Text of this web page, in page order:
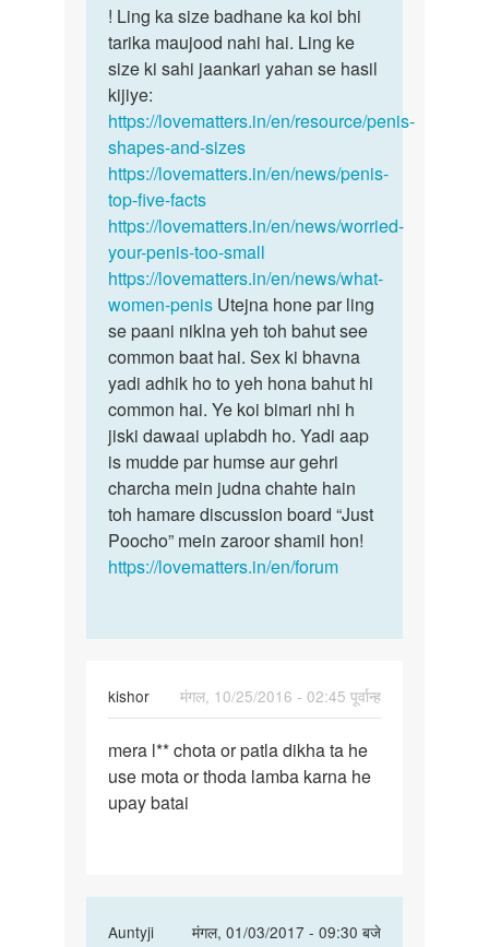
to
Mera
land
ka
h
me
is
he
by
gaurav
rawat
!
Ling
ka
size
badhane
ka
koi
! Ling ka size badhane ka koi bhi
tarika maujood nahi hai. Ling ke
size ki sahi jaankari yahan se hasil
kijiye:
https://lovematters.in/en/resource/penis-
shapes-and-sizes
https://lovematters.in/en/news/penis-
top-five-facts
https://lovematters.in/en/news/worried-
your-penis-too-small
https://lovematters.in/en/news/what-
women-penis Utejna hone par ling
se paani niklna yeh toh bahut see
common baat hai. Sex ki bhavna
yadi adhik ho to yeh hona bahut hi
common hai. Ye koi bimari nhi h
jiski dawaai uplabdh ho. Yadi aap
is mudde par humse aur gehri
charcha mein judna chahte hain
toh hamare discussion board “Just
Poocho” mein zaroor shamil hon!
https://lovematters.in/en/forum
kishor
मंगल, 10/25/2016 - 02:45 पूर्वान्ह
mera
land
chota
mera l** chota or patla dikha ta he
use mota or thoda lamba karna he
upay batai
Auntyji
मंगल, 01/03/2017 - 09:30 बजे
In